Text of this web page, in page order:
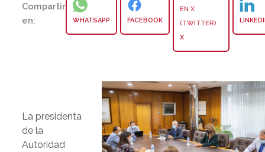
Compartir
en:
WHATSAPP FACEBOOK
X
La presidenta
de la
Autoridad